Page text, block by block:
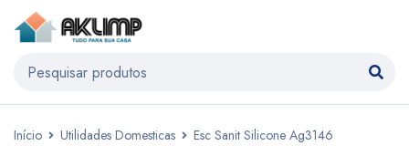
Início Utilidades Domesticas Esc Sanit Silicone Ag3146